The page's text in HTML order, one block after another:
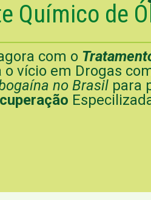
Químico de
com o
vício em Drogas
no Brasil para